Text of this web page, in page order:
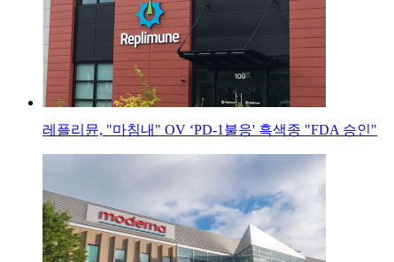
레플리뮨, "마침내" OV ‘PD-1불응' 흑색종 "FDA 승인"